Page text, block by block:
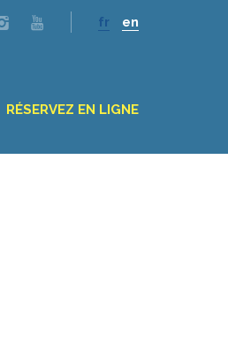
fr en
RÉSERVEZ EN LIGNE